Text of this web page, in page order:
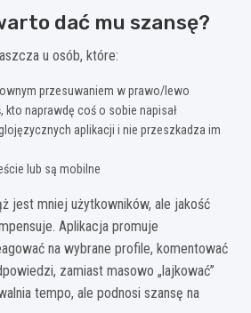
dać mu szansę?
u osób, które:
przesuwaniem w prawo/lewo
kto naprawdę coś o sobie napisał
aplikacji i nie przeszkadza im
lub są mobilne
jest mniej użytkowników, ale jakość
Aplikacja promuje
na wybrane profile, komentować
zamiast masowo „lajkować”
tempo, ale podnosi szansę na